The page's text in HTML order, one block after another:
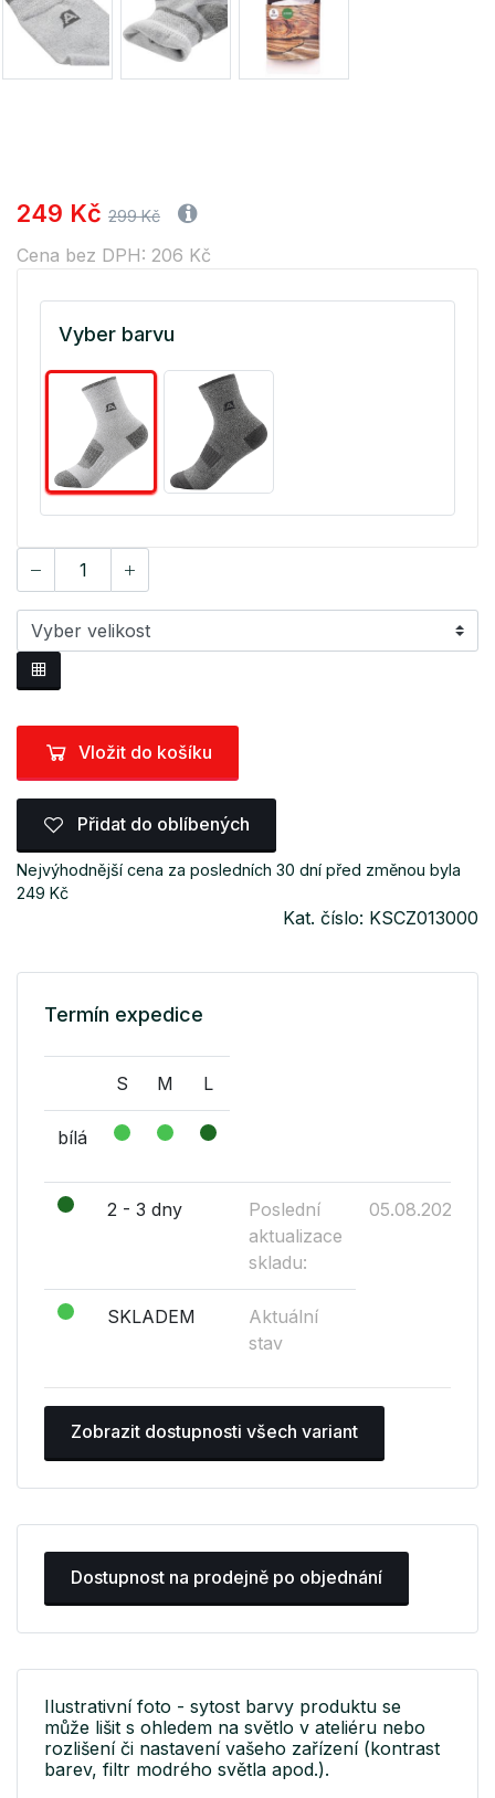
249 Kč 299 Kč
Cena bez DPH: 206 Kč
Vyber barvu
Vložit do košíku
Přidat do oblíbených
Nejvýhodnější cena za posledních 30 dní před změnou byla
249 Kč
Kat. číslo: KSCZ013000
Termín expedice
S M L
bílá
2 - 3 dny
Poslední
aktualizace
skladu:
05.08.2026
SKLADEM
Aktuální
stav
Zobrazit dostupnosti všech variant
Dostupnost na prodejně po objednání
Ilustrativní foto - sytost barvy produktu se
může lišit s ohledem na světlo v ateliéru nebo
rozlišení či nastavení vašeho zařízení (kontrast
barev, filtr modrého světla apod.).